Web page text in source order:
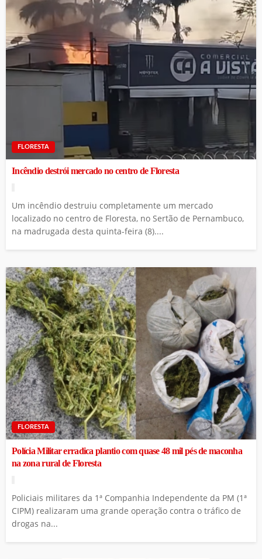
FLORESTA
Incêndio destrói mercado no centro de Floresta
Um incêndio destruiu completamente um mercado
localizado no centro de Floresta, no Sertão de Pernambuco,
na madrugada desta quinta-feira (8)....
FLORESTA
Polícia Militar erradica plantio com quase 48 mil pés de maconha
na zona rural de Floresta
Policiais militares da 1ª Companhia Independente da PM (1ª
CIPM) realizaram uma grande operação contra o tráfico de
drogas na...